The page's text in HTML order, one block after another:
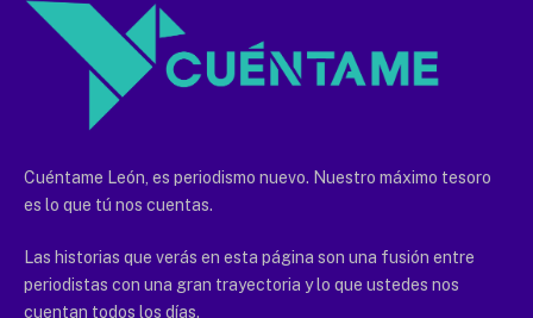
Cuéntame León, es periodismo nuevo. Nuestro máximo tesoro
es lo que tú nos cuentas.
Las historias que verás en esta página son una fusión entre
periodistas con una gran trayectoria y lo que ustedes nos
cuentan todos los días.